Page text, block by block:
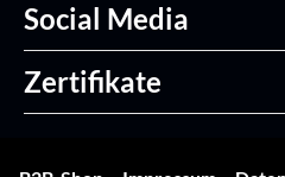
Social Media
Zertifikate